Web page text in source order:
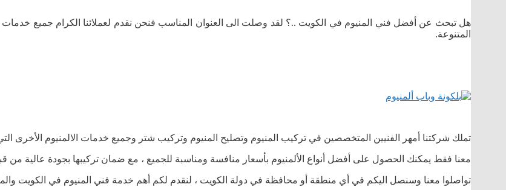
هل تبحث عن أفضل فني المنيوم في الكويت ..؟ لقد وصلت الى العنوان المناسب فنحن نقدم لعملائنا الكرام جميع خدمات
المتنوعة.
تملك شركتنا أمهر الفنيين المتخصصين في تركيب المنيوم وتصليح المنيوم وتركيب شتر وجميع خدمات الالمنيوم الأخرى
معنا فقط يمكنك الحصول على أفضل أنواع الألمنيوم بأسعار منافسة ومناسبة للجميع ، مع ضمان تركيبها بجودة عالية من
تواصلوا معنا وسنصل اليكم في أي منطقة أو محافظة في دولة الكويت ، لنقدم لكم أهم خدمة فني المنيوم في الكويت